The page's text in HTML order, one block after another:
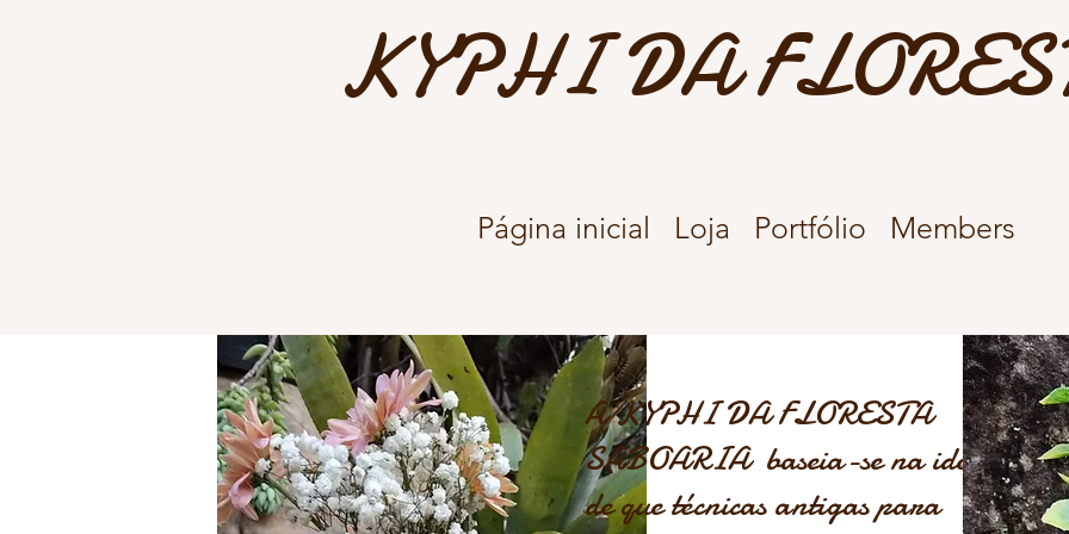
KYPHI DA
Página inicial Loja Portfólio Members
A KYPHI DA FLORESTA
SABOARIA baseia-se na ideia
de que técnicas antigas para